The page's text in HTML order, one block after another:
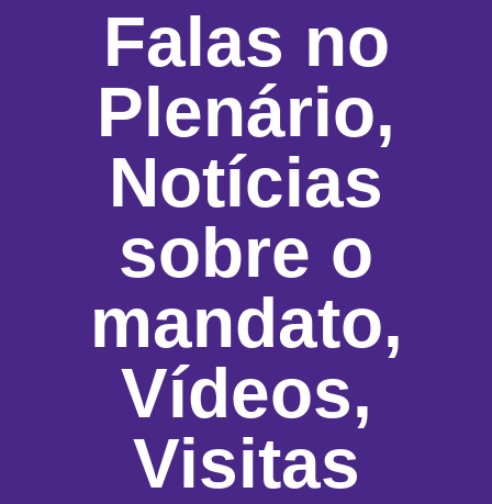
Falas no
Plenário,
Notícias
sobre o
mandato,
Vídeos,
Visitas